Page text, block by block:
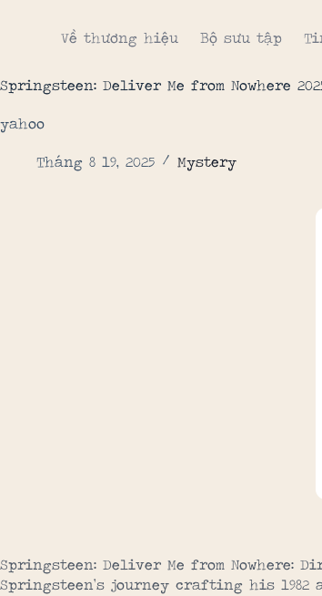
Về thương hiệu Bộ sưu tập
Springsteen: Deliver Me from Nowhere
yahoo
Tháng 8 19, 2025 Mystery
Springsteen: Deliver Me from Nowhere:
Springsteen’s journey crafting his 1982